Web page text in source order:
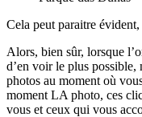
Cela peut paraitre évident,
Alors, bien sûr, lorsque
d’en voir le plus possible,
photos au moment où
moment LA photo, ces
vous et ceux qui vous